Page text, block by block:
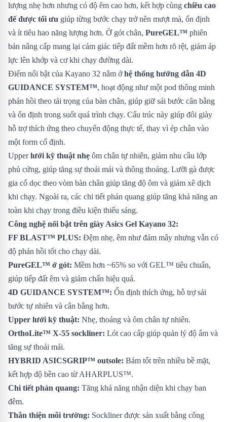
lượng nhẹ hơn nhưng có độ êm cao hơn, kết hợp cùng chiều cao
đế được tối ưu giúp từng bước chạy trở nên mượt mà, ổn định
và ít tiêu hao năng lượng hơn. Ở gót chân, PureGEL™ phiên
bản nâng cấp mang lại cảm giác tiếp đất mềm hơn rõ rệt, giảm áp
lực lên khớp và cơ khi chạy đường dài.
Điểm nổi bật của Kayano 32 nằm ởhệ thống hướng dẫn 4D
GUIDANCE SYSTEM™, hoạt động như một pod thông minh
phản hồi theo tải trọng của bàn chân, giúp giữ sải bước cân bằng
và ổn định trong suốt quá trình chạy. Cấu trúc này giúp đôi giày
hỗ trợ thích ứng theo chuyển động thực tế, thay vì ép chân vào
một form cố định.
Upperlưới kỹ thuật nhẹ ôm chân tự nhiên, giảm nhu cầu lớp
phủ cứng, giúp tăng sự thoải mái và thông thoáng. Lưỡi gà được
gia cố dọc theo vòm bàn chân giúp tăng độ ôm và giảm xê dịch
khi chạy. Ngoài ra, các chi tiết phản quang giúp tăng khả năng an
toàn khi chạy trong điều kiện thiếu sáng.
Công nghệ nổi bật trên giày Asics Gel Kayano 32:
FF BLAST™ PLUS: Đệm nhẹ, êm như đám mây nhưng vẫn có
độ phản hồi tốt cho chạy dài.
PureGEL™ ở gót: Mềm hơn ~65% so với GEL™ tiêu chuẩn,
giúp tiếp đất êm và giảm chấn hiệu quả.
4D GUIDANCE SYSTEM™: Ổn định thích ứng, hỗ trợ sải
bước tự nhiên và cân bằng hơn.
Upper lưới kỹ thuật: Nhẹ, thoáng và ôm chân tự nhiên.
OrthoLite™ X-55 sockliner: Lót cao cấp giúp quản lý độ ẩm và
tăng sự thoải mái.
HYBRID ASICSGRIP™ outsole: Bám tốt trên nhiều bề mặt,
kết hợp độ bền cao từ AHARPLUS™.
Chi tiết phản quang: Tăng khả năng nhận diện khi chạy ban
đêm.
Thân thiện môi trường: Sockliner được sản xuất bằng công